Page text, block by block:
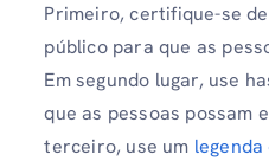
Primeiro, certifique-se
público para que as
Em segundo lugar, use
que as pessoas possam
terceiro, use um